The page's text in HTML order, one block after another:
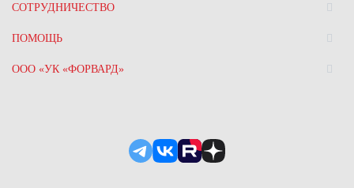
СОТРУДНИЧЕСТВО
ПОМОЩЬ
ООО «УК «ФОРВАРД»